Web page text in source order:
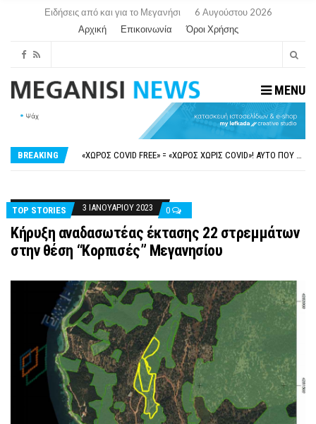
Ειδήσεις από και για το Μεγανήσι
6 Αυγούστου 2026
Αρχική
Επικοινωνία Όροι Χρήσης
MENU
BREAKING
ΝΥΔΡΊ:ΠΙΆΣΤΗΚΑΝ ΣΤΟ ΞΎΛΟ ΟΙ ΙΔΙΟΚΤΉΤΕΣ ΤΟΥΡΙΣΤΙΚΏΝ ΣΚΑΦΏΝ.
«ΧΏΡΟΣ COVID FREE» = «ΧΏΡΟΣ ΧΩΡΊΣ COVID»! ΑΥΤΌ ΠΟΥ ΚΑΝΕΊΣ ΔΕΝ ΈΧΕΙ ΤΟΛΜΉΣΕΙ ΝΑ ΡΩΤΉΣΕΙ
ΠΕΡΊ ΑΝΑΣΤΟΛΉΣ ΝΗΠΙΑΓΩΓΕΊΩΝ ΣΤΗ ΛΕΥΚΆΔΑ
TOP STORIES
3 ΙΑΝΟΥΑΡΊΟΥ 2023 0
Κήρυξη αναδασωτέας έκτασης 22 στρεμμάτων
στην θέση “Κορπισές” Μεγανησίου